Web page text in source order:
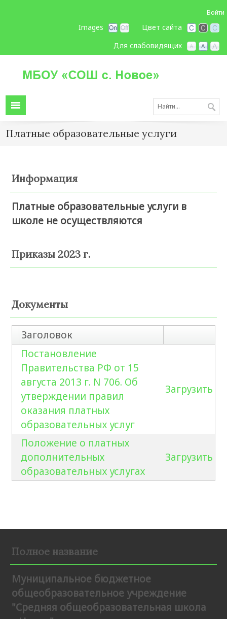
Войти
Цвет сайта
Images
Для слабовидящих
Платные образовательные услуги
Информация
Платные образовательные услуги в
школе не осуществляются
Приказы 2023 г.
Документы
Заголовок
Постановление
Правительства РФ от 15
августа 2013 г. N 706. Об
утверждении правил
оказания платных
образовательных услуг
Загрузить
Положение о платных
дополнительных
образовательных услугах
Загрузить
Полное название
Муниципальное бюджетное
общеобразовательное учреждение
"Средняя общеобразовательная школа